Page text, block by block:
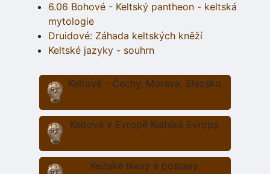
6.06 Bohové - Keltský pantheon - keltská
mytologie
Druidové: Záhada keltských kněží
Keltské jazyky - souhrn
Keltové - Čechy, Morava, Slezsko
Keltové v Evropě Keltská Evropa
Keltské hlavy a postavy